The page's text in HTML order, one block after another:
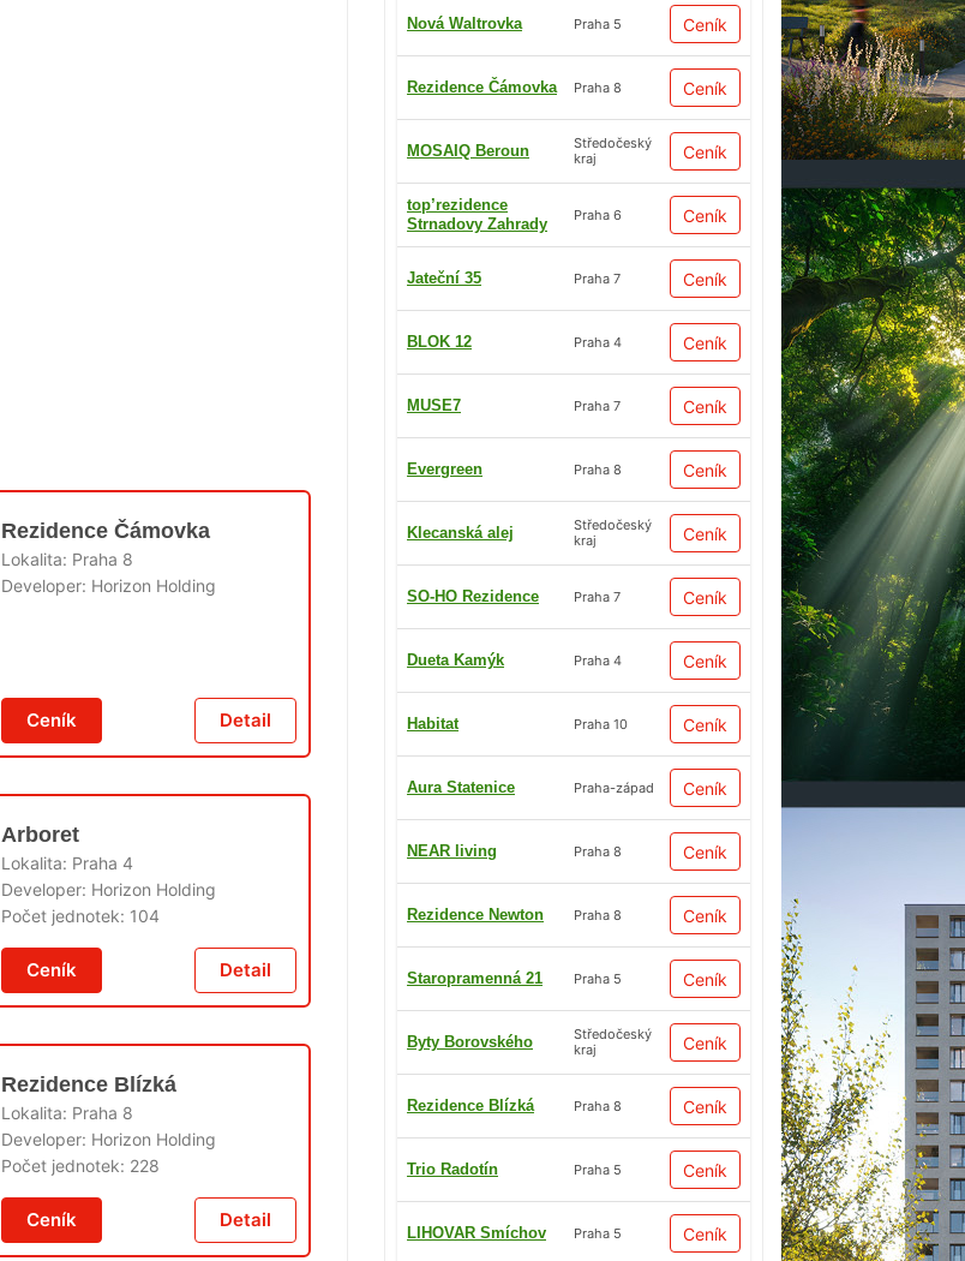
Rezidence Čámovka
Lokalita: Praha 8
Developer: Horizon Holding
Ceník Detail
Arboret
Lokalita: Praha 4
Developer: Horizon Holding
Počet jednotek: 104
Ceník Detail
Rezidence Blízká
Lokalita: Praha 8
Developer: Horizon Holding
Počet jednotek: 228
Ceník Detail
Nová Waltrovka Praha 5 Ceník
Rezidence Čámovka Praha 8 Ceník
MOSAIQ Beroun
Středočeský
kraj
Ceník
top’rezidence
Strnadovy Zahrady
Praha 6 Ceník
Jateční 35 Praha 7 Ceník
BLOK 12 Praha 4 Ceník
MUSE7 Praha 7 Ceník
Evergreen Praha 8 Ceník
Klecanská alej
Středočeský
kraj
Ceník
SO-HO Rezidence Praha 7 Ceník
Dueta Kamýk Praha 4 Ceník
Habitat Praha 10 Ceník
Aura Statenice Praha-západ Ceník
NEAR living Praha 8 Ceník
Rezidence Newton Praha 8 Ceník
Staropramenná 21 Praha 5 Ceník
Byty Borovského
Středočeský
kraj
Ceník
Rezidence Blízká Praha 8 Ceník
Trio Radotín Praha 5 Ceník
LIHOVAR Smíchov Praha 5 Ceník